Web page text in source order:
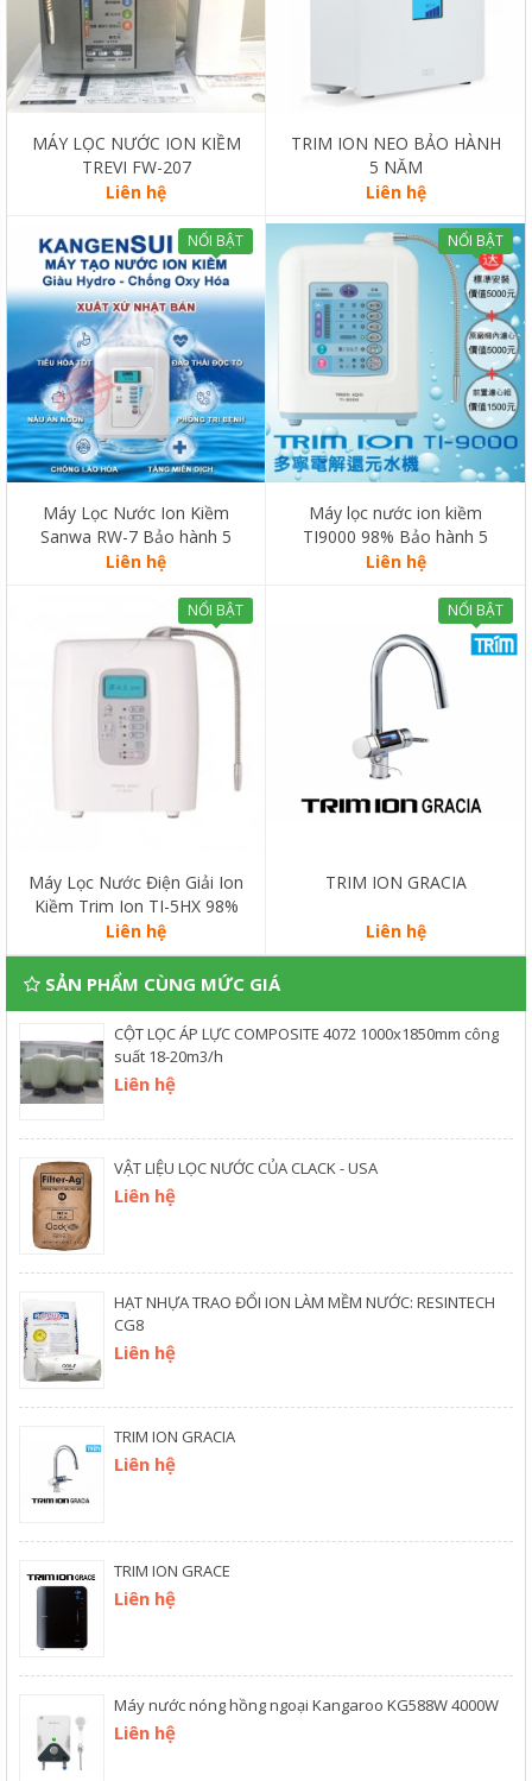
MÁY LỌC NƯỚC ION KIỀM
TREVI FW-207
Liên hệ
TRIM ION NEO BẢO HÀNH
5 NĂM
Liên hệ
NỔI BẬT
Máy Lọc Nước Ion Kiềm
Sanwa RW-7 Bảo hành 5
năm
Liên hệ
NỔI BẬT
Máy lọc nước ion kiềm
TI9000 98% Bảo hành 5
năm
Liên hệ
NỔI BẬT
Máy Lọc Nước Điện Giải Ion
Kiềm Trim Ion TI-5HX 98%
BẢO HÀNH 5 NĂM
Liên hệ
NỔI BẬT
TRIM ION GRACIA
Liên hệ
SẢN PHẨM CÙNG MỨC GIÁ
CỘT LỌC ÁP LỰC COMPOSITE 4072 1000x1850mm công
suất 18-20m3/h
Liên hệ
VẬT LIỆU LỌC NƯỚC CỦA CLACK - USA
Liên hệ
HẠT NHỰA TRAO ĐỔI ION LÀM MỀM NƯỚC: RESINTECH
CG8
Liên hệ
TRIM ION GRACIA
Liên hệ
TRIM ION GRACE
Liên hệ
Máy nước nóng hồng ngoại Kangaroo KG588W 4000W
Liên hệ